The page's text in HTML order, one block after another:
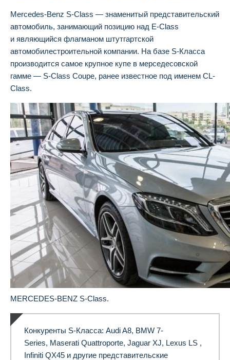
Mercedes-Benz S-Class — знаменитый представительский
автомобиль, занимающий позицию над E-Class
и являющийся флагманом штутгартской
автомобилестроительной компании. На базе S-Класса
производится самое крупное купе в мерседесовской
гамме — S-Class Coupe, ранее известное под именем CL-
Class.
MERCEDES-BENZ S-Class.
Конкуренты S-Класса: Audi A8, BMW 7-
Series, Maserati Quattroporte, Jaguar XJ, Lexus LS ,
Infiniti QX45 и другие представительские